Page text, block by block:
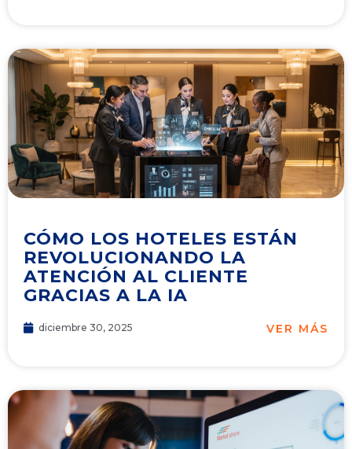
CÓMO LOS HOTELES ESTÁN
REVOLUCIONANDO LA
ATENCIÓN AL CLIENTE
GRACIAS A LA IA
diciembre 30, 2025 VER MÁS